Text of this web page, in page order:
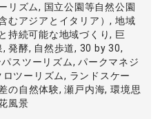
リズム, 国立公園等自然公園
むアジアとイタリア）, 地域
持続可能な地域づくり, 巨
, 発酵, 自然歩道, 30 by 30,
スツーリズム, パークマネジ
ロツーリズム, ランドスケー
の自然体験, 瀬戸内海, 環境思
風景